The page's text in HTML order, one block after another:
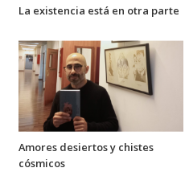
La existencia está en otra parte
Amores desiertos y chistes
cósmicos